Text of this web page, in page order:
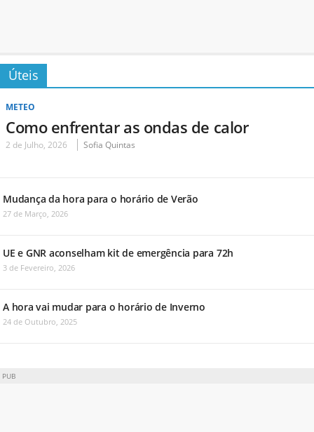
Úteis
METEO
Como enfrentar as ondas de calor
2 de Julho, 2026 Sofia Quintas
Mudança da hora para o horário de Verão
27 de Março, 2026
UE e GNR aconselham kit de emergência para 72h
3 de Fevereiro, 2026
A hora vai mudar para o horário de Inverno
24 de Outubro, 2025
PUB